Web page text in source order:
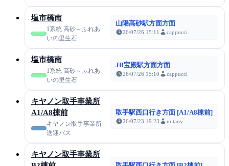
塩市橋南
1系統 高砂～ふれあ
いの里生石
山陽高砂駅方面方面
26/07/26 15:11 cappucci
塩市橋南
1系統 高砂～ふれあ
いの里生石
JR宝殿駅方面方面
26/07/26 15:10 cappucci
キヤノン取手事業所
A1/A8棟前
キヤノン取手事業所
送迎バス
取手駅西口行き方面 [A1/A8棟前]
26/07/23 19:23 mitany
キヤノン取手事業所